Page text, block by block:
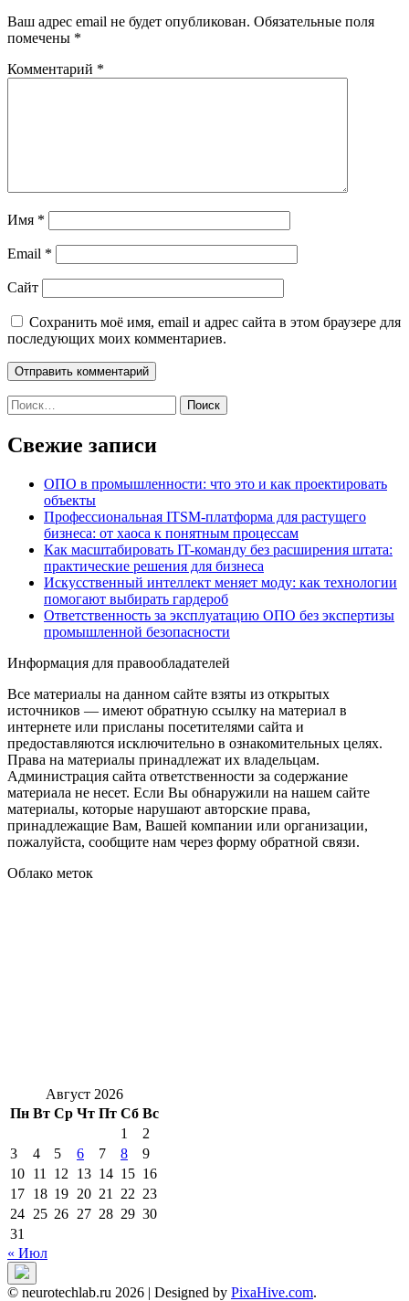
Ваш адрес email не будет опубликован. Обязательные поля
помечены *
Комментарий *
Имя *
Email *
Сайт
Сохранить моё имя, email и адрес сайта в этом браузере для
последующих моих комментариев.
Найти:
Свежие записи
ОПО в промышленности: что это и как проектировать
объекты
Профессиональная ITSM-платформа для растущего
бизнеса: от хаоса к понятным процессам
Как масштабировать IT-команду без расширения штата:
практические решения для бизнеса
Искусственный интеллект меняет моду: как технологии
помогают выбирать гардероб
Ответственность за эксплуатацию ОПО без экспертизы
промышленной безопасности
Информация для правообладателей
Все материалы на данном сайте взяты из открытых
источников — имеют обратную ссылку на материал в
интернете или присланы посетителями сайта и
предоставляются исключительно в ознакомительных целях.
Права на материалы принадлежат их владельцам.
Администрация сайта ответственности за содержание
материала не несет. Если Вы обнаружили на нашем сайте
материалы, которые нарушают авторские права,
принадлежащие Вам, Вашей компании или организации,
пожалуйста, сообщите нам через форму обратной связи.
Облако меток
Август 2026
Пн Вт Ср Чт Пт Сб Вс
1
2
3
4 5 6 7 8
9
10 11 12 13 14 15 16
17 18 19 20 21 22 23
24 25 26 27 28 29 30
31
« Июл
© neurotechlab.ru 2026 | Designed by PixaHive.com.